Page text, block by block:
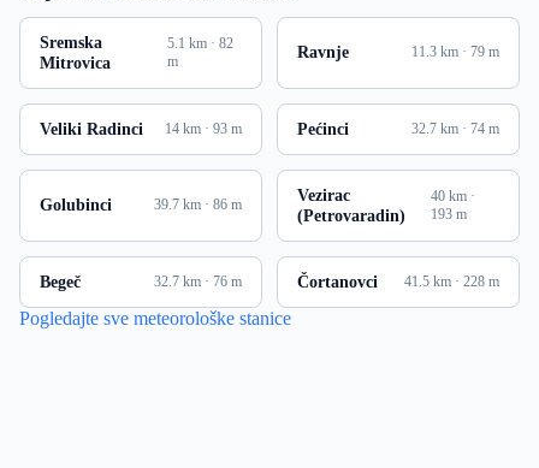
Sremska
Mitrovica
5.1 km · 82
m
Ravnje 11.3 km · 79 m
Veliki Radinci 14 km · 93 m Pećinci 32.7 km · 74 m
Golubinci 39.7 km · 86 m
Vezirac
(Petrovaradin)
40 km ·
193 m
Begeč 32.7 km · 76 m Čortanovci 41.5 km · 228 m
Pogledajte sve meteorološke stanice